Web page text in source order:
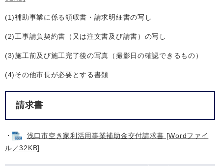
(1)補助事業に係る領収書・請求明細書の写し
(2)工事請負契約書（又は注文書及び請書）の写し
(3)施工前及び施工完了後の写真（撮影日の確認できるもの）
(4)その他市長が必要とする書類
請求書
・
浅口市空き家利活用事業補助金交付請求書 [Wordファイ
ル／32KB]